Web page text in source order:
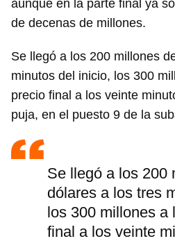
aunque en la parte final ya
de decenas de millones.
Se llegó a los 200 millones
minutos del inicio, los 300
precio final a los veinte
puja, en el puesto 9 de la
Se llegó a los 200
dólares a los tres
los 300 millones
final a los veinte